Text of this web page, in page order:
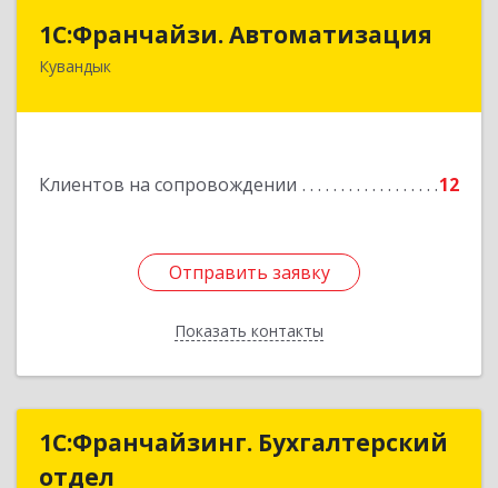
1С:Франчайзи. Автоматизация
Кувандык
Клиентов на сопровождении 12
Отправить заявку
Показать контакты
1С:Франчайзи. Автоматизация
462220, Оренбургская обл, Кувандыкский р-н,
Отправить заявку
Назад
1С:Франчайзинг. Бухгалтерский
отдел
1С:Франчайзинг. Бухгалтерский